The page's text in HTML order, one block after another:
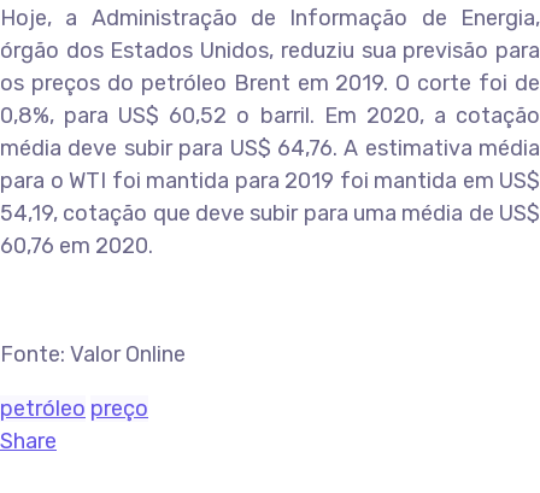
Hoje, a Administração de Informação de Energia,
órgão dos Estados Unidos, reduziu sua previsão para
os preços do petróleo Brent em 2019. O corte foi de
0,8%, para US$ 60,52 o barril. Em 2020, a cotação
média deve subir para US$ 64,76. A estimativa média
para o WTI foi mantida para 2019 foi mantida em US$
54,19, cotação que deve subir para uma média de US$
60,76 em 2020.
Fonte: Valor Online
petróleo preço
Share